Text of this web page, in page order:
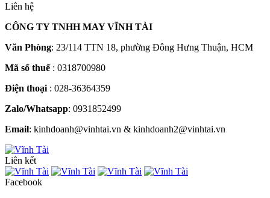
Liên hệ
CÔNG TY TNHH MAY VĨNH TÀI
Văn Phòng: 23/114 TTN 18, phường Đông Hưng Thuận, HCM
Mã số thuế : 0318700980
Điện thoại : 028-36364359
Zalo/Whatsapp: 0931852499
Email: kinhdoanh@vinhtai.vn & kinhdoanh2@vinhtai.vn
Liên kết
Facebook